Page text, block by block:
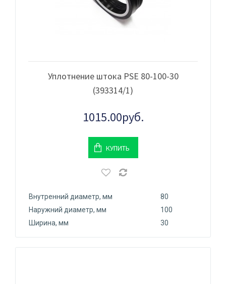
Уплотнение штока PSE 80-100-30
(393314/1)
1015.00руб.
КУПИТЬ
Внутренний диаметр, мм
80
Наружний диаметр, мм
100
Ширина, мм
30